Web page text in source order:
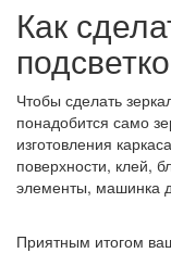
Как
Чтобы сделать
понадобится само
изготовления
поверхности, клей,
элементы, машинка
Приятным итогом